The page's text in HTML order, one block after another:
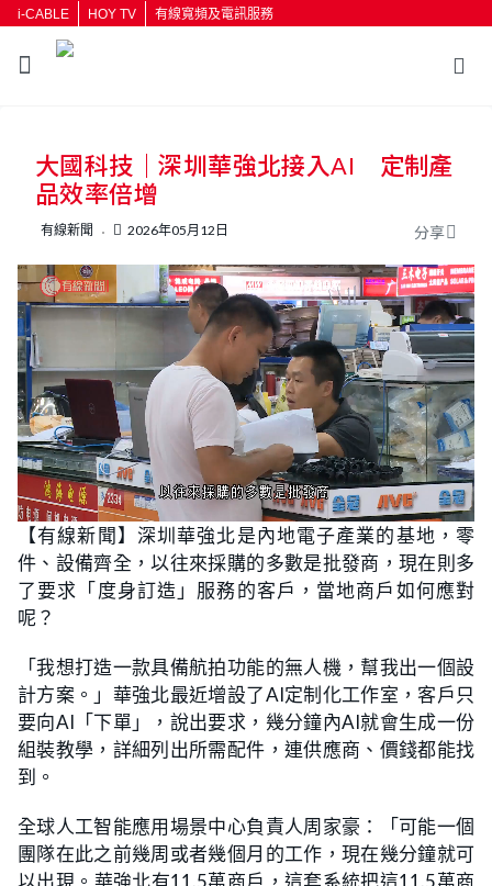
i-CABLE HOY TV 有線寬頻及電訊服務
按輸入鍵開始搜尋
大國科技｜深圳華強北接入AI 定制產
品效率倍增
有線新聞 2026年05月12日 分享
U
n
m
u
t
e
L
o
a
d
e
d
:
2
%
【有線新聞】深圳華強北是內地電子產業的基地，零
件、設備齊全，以往來採購的多數是批發商，現在則多
了要求「度身訂造」服務的客戶，當地商戶如何應對
呢？
「我想打造一款具備航拍功能的無人機，幫我出一個設
計方案。」華強北最近增設了AI定制化工作室，客戶只
要向AI「下單」，說出要求，幾分鐘內AI就會生成一份
組裝教學，詳細列出所需配件，連供應商、價錢都能找
到。
全球人工智能應用場景中心負責人周家豪：「可能一個
團隊在此之前幾周或者幾個月的工作，現在幾分鐘就可
以出現。華強北有11.5萬商戶，這套系統把這11.5萬商